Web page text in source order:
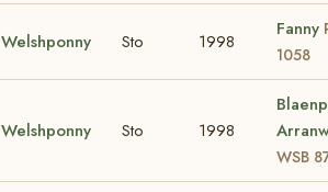
Welshponny Sto 1998
Fanny
1058
Welshponny Sto 1998
WSB